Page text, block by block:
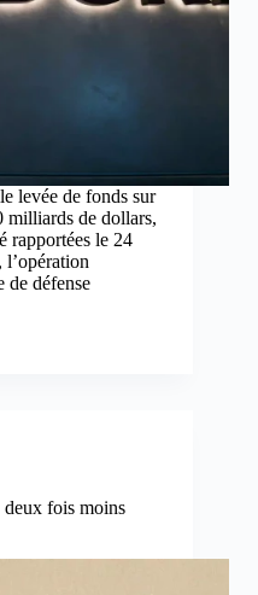
levée de fonds sur
milliards de dollars,
rapportées le 24
de défense
fois moins